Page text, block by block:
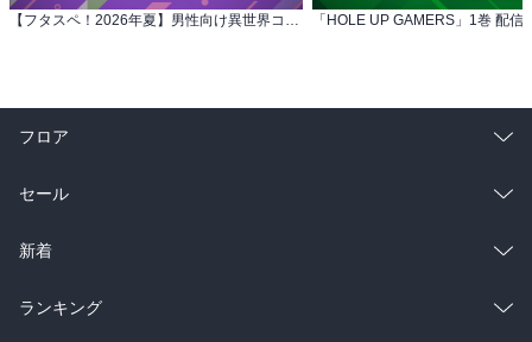
【フタスペ！2026年夏】男性向け異世界コミック 対象作品が最新巻まで全て30％OFF＆一部無料！
フロア
総合
ラノベ
雑誌・グラビア
セール
総合
ラノベ
新着
総合
ランキング